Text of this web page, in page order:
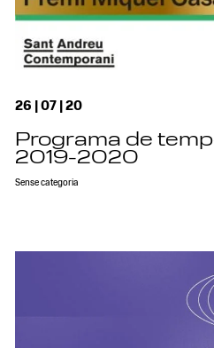
26 | 07 | 20
Programa de
2019-2020
Sense categoria